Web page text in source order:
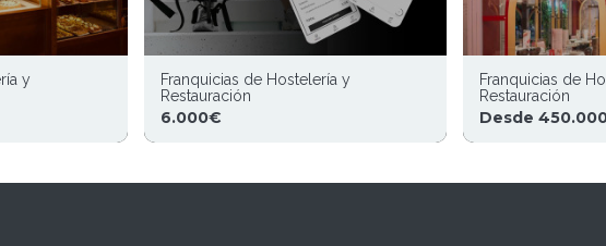
y
Franquicias de Hostelería y
Restauración
6.000€
Franquicias de
Restauración
Desde